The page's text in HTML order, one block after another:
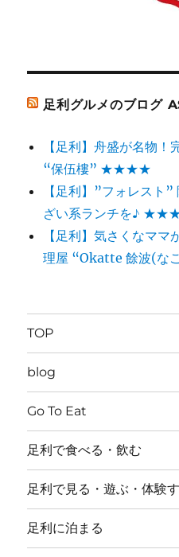
足利グルメのブログ
【足利】舟盛が名物
“保伍樓” ★★★★
【足利】”フォレスト
ざい系ランチを♪
【足利】気さくなマ
理屋 “Okatte 餘波(
TOP
blog
Go To Eat
足利で食べる・飲む
足利で見る・遊ぶ・体験
足利に泊まる